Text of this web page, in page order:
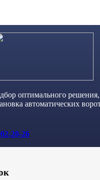
оптимального решения,
автоматических
20-26